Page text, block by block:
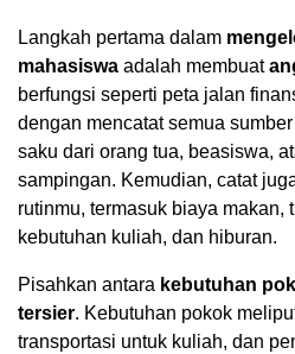
Langkah pertama dalam
mahasiswa adalah membuat
berfungsi seperti peta jalan
dengan mencatat semua
saku dari orang tua, beasiswa,
sampingan. Kemudian, catat
rutinmu, termasuk biaya makan,
kebutuhan kuliah, dan hiburan.
Pisahkan antara kebutuhan
tersier. Kebutuhan pokok
transportasi untuk kuliah, dan